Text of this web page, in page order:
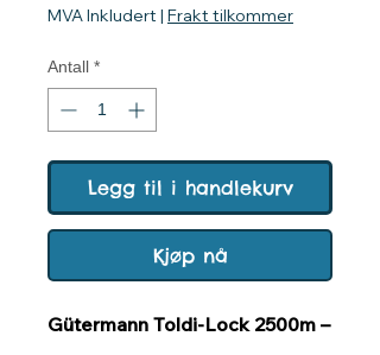
MVA Inkludert | Frakt tilkommer
Antall *
Legg til i handlekurv
Kjøp nå
Gütermann Toldi-Lock 2500m –